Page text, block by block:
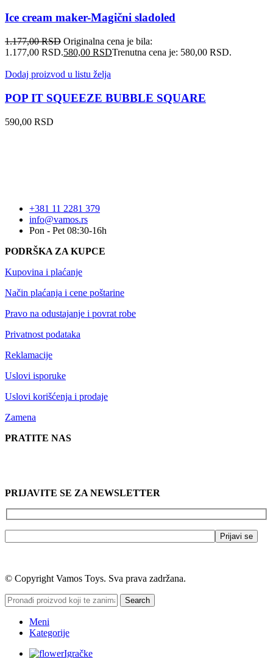
Ice cream maker-Magični sladoled
1.177,00RSD Originalna cena je bila:
1.177,00 RSD.580,00 RSDTrenutna cena je: 580,00 RSD.
Dodaj proizvod u listu želja
POP IT SQUEEZE BUBBLE SQUARE
590,00 RSD
+381 11 2281 379
info@vamos.rs
Pon - Pet 08:30-16h
PODRŠKA ZA KUPCE
Kupovina i plaćanje
Način plaćanja i cene poštarine
Pravo na odustajanje i povrat robe
Privatnost podataka
Reklamacije
Uslovi isporuke
Uslovi korišćenja i prodaje
Zamena
PRATITE NAS
PRIJAVITE SE ZA NEWSLETTER
© Copyright Vamos Toys. Sva prava zadržana.
Search
Meni
Kategorije
Igračke